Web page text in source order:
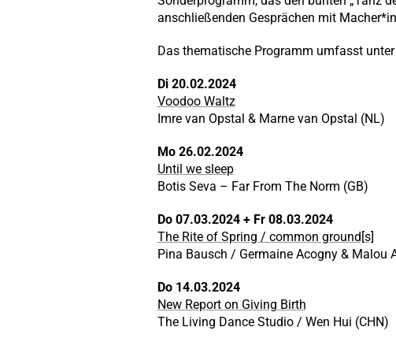
anschließenden Gesprächen mit
Das thematische Programm umfasst
Di 20.02.2024
Voodoo Waltz
Imre van Opstal & Marne van Opstal (NL)
Mo 26.02.2024
Until we sleep
Botis Seva – Far From The Norm (GB)
Do 07.03.2024 + Fr 08.03.2024
The Rite of Spring / common ground[s]
Pina Bausch / Germaine Acogny &
Do 14.03.2024
New Report on Giving Birth
The Living Dance Studio / Wen Hui (CHN)